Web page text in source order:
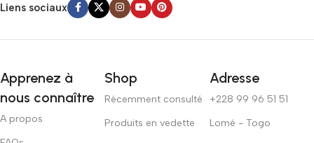
Liens sociaux
Apprenez à
nous connaître
A propos
Shop
Récemment consulté
Produits en vedette
Adresse
+228 99 96 51 51
Lomé - Togo